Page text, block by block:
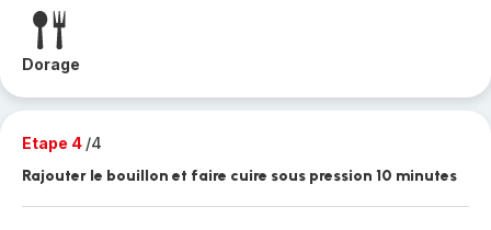
Dorage
Etape 4 /4
Rajouter le bouillon et faire cuire sous pression 10 minutes